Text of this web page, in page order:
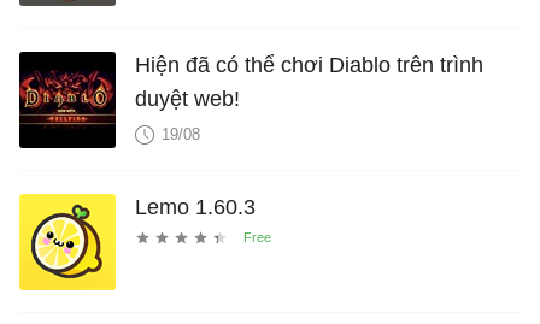
Hiện đã có thể chơi Diablo trên trình
duyệt web!
19/08
Lemo 1.60.3